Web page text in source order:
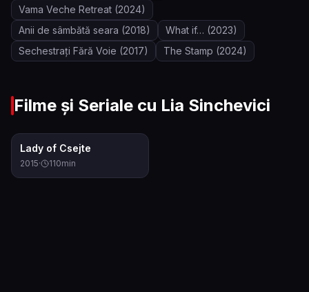
Vama Veche Retreat (2024)
Anii de sâmbătă seara (2018) What if… (2023)
Sechestrați Fără Voie (2017) The Stamp (2024)
Filme și Seriale cu Lia Sinchevici
Lady of Csejte
2015· 110min